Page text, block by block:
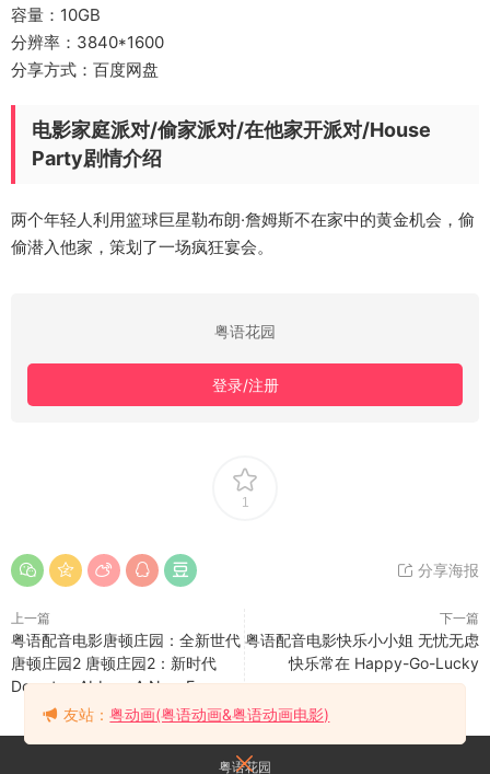
容量：10GB
分辨率：3840*1600
分享方式：百度网盘
电影家庭派对/偷家派对/在他家开派对/House
Party剧情介绍
两个年轻人利用篮球巨星勒布朗·詹姆斯不在家中的黄金机会，偷
偷潜入他家，策划了一场疯狂宴会。
粤语花园
登录/注册
1
分享海报
上一篇
粤语配音电影唐顿庄园：全新世代
唐顿庄园2 唐顿庄园2：新时代
Downton Abbey: A New Era
下一篇
粤语配音电影快乐小小姐 无忧无虑
快乐常在 Happy-Go-Lucky
粤语花园
友站：粤动画(粤语动画&粤语动画电影)